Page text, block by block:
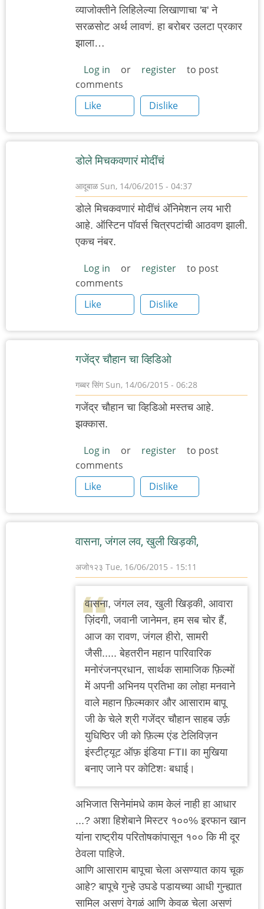
व्याजोक्तीने लिहिलेल्या लिखाणाचा 'ब' ने
सरळसोट अर्थ लावणं. हा बरोबर उलटा प्रकार
झाला…
Log in or register
to post
comments
Like
Dislike
डोले मिचकवणारं मोदींचं
आदूबाळSun, 14/06/2015 - 04:37
डोले मिचकवणारं मोदींचं अ‍ॅनिमेशन लय भारी
आहे. ऑस्टिन पॉवर्स चित्रपटांची आठवण झाली.
एकच नंबर.
Log in or register
to post
comments
Like
Dislike
गजेंद्र चौहान चा व्हिडिओ
गब्बर सिंगSun, 14/06/2015 - 06:28
गजेंद्र चौहान चा व्हिडिओ मस्तच आहे.
झक्कास.
Log in or register
to post
comments
Like
Dislike
वासना, जंगल लव, खुली खिड़की,
अजो१२३ Tue, 16/06/2015 - 15:11
वासना, जंगल लव, खुली खिड़की, आवारा
ज़िंदगी, जवानी जानेमन, हम सब चोर हैं,
आज का रावण, जंगल हीरो, सामरी
जैसी..... बेहतरीन महान पारिवारिक
मनोरंजनप्रधान, सार्थक सामाजिक फ़िल्मों
में अपनी अभिनय प्रतिभा का लोहा मनवाने
वाले महान फ़िल्मकार और आसाराम बापू
जी के चेले श्री गजेंद्र चौहान साहब उर्फ़
युधिष्ठिर जी को फ़िल्म एंड टेलिविज़न
इंस्टीट्यूट ऑफ़ इंडिया FTII का मुखिया
बनाए जाने पर कोटिशः बधाई।
अभिजात सिनेमांमधे काम केलं नाही हा आधार
...? अशा हिशेबाने मिस्टर १००% इरफान खान
यांना राष्ट्रीय परितोषकांपासून १०० कि मी दूर
ठेवला पाहिजे.
आणि आसाराम बापूचा चेला असण्यात काय चूक
आहे? बापूचे गुन्हे उघडे पडायच्या आधी गुन्ह्यात
सामिल असणं वेगळं आणि केवळ चेला असणं